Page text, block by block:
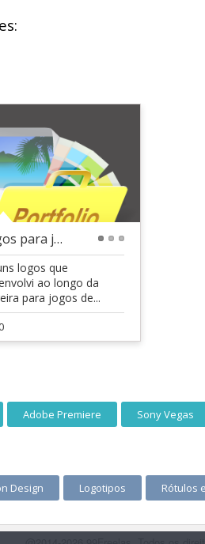
Logos para jogos digitais e de tabuleiro
logos que
ao longo da
para jogos de...
Adobe Premiere Sony Vegas
Design Logotipos Rótulos